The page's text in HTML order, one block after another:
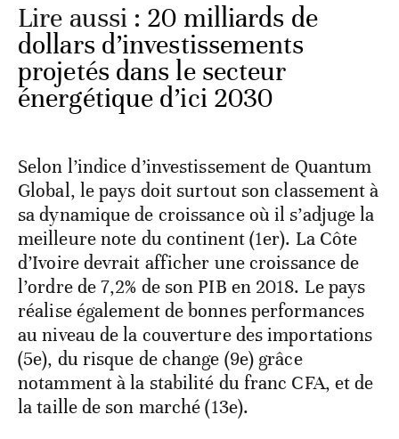
Lire aussi : 20 milliards de
dollars d’investissements
projetés dans le secteur
énergétique d’ici 2030
Selon l’indice d’investissement de Quantum
Global, le pays doit surtout son classement à
sa dynamique de croissance où il s’adjuge la
meilleure note du continent (1er). La Côte
d’Ivoire devrait afficher une croissance de
l’ordre de 7,2% de son PIB en 2018. Le pays
réalise également de bonnes performances
au niveau de la couverture des importations
(5e), du risque de change (9e) grâce
notamment à la stabilité du franc CFA, et de
la taille de son marché (13e).